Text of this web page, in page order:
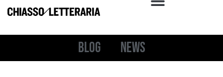
Blog News